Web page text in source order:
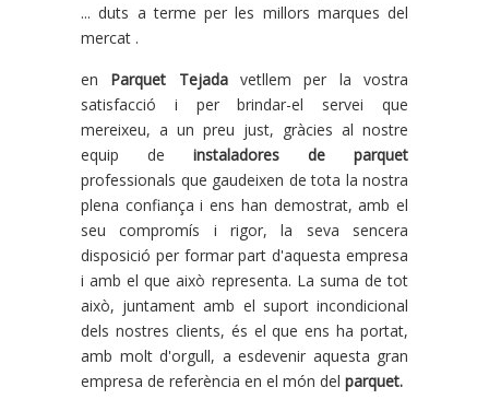
... duts a terme per les millors marques del
mercat .
en Parquet Tejadavetllem per la vostra
satisfacció i per brindar-el servei que
mereixeu, a un preu just, gràcies al nostre
equip de instaladores de parquet
professionals que gaudeixen de tota la nostra
plena confiança i ens han demostrat, amb el
seu compromís i rigor, la seva sencera
disposició per formar part d'aquesta empresa
i amb el que això representa. La suma de tot
això, juntament amb el suport incondicional
dels nostres clients, és el que ens ha portat,
amb molt d'orgull, a esdevenir aquesta gran
empresa de referència en el món del parquet.